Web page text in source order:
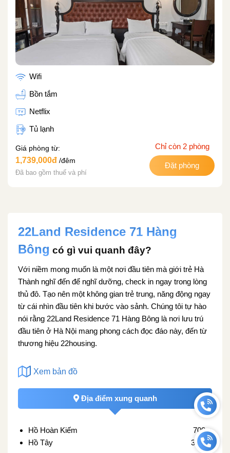
Wifi
Bồn tắm
Netflix
Tủ lạnh
Giá phòng từ:
1,739,000đ /đêm
Đã bao gồm thuế và phí
Chỉ còn 2 phòng
Đặt phòng
22Land Residence 71 Hàng
Bông có gì vui quanh đây?
Với niềm mong muốn là một nơi đầu tiên mà giới trẻ Hà
Thành nghĩ đến để nghĩ dưỡng, check in ngay trong lòng
thủ đô. Tạo nên một không gian trẻ trung, năng động ngay
từ cái nhìn đầu tiên khi bước vào sảnh. Chúng tôi tự hào
nói rằng 22Land Residence 71 Hàng Bông là nơi lưu trú
đầu tiên ở Hà Nội mang phong cách đọc đáo này, đến từ
thương hiệu 22housing.
Xem bản đồ
Địa điểm xung quanh
Hồ Hoàn Kiếm
700m
Hồ Tây
3,1km